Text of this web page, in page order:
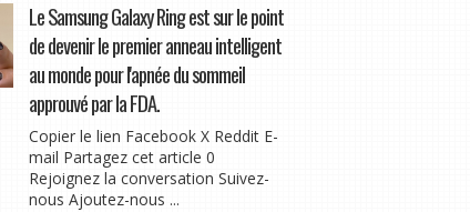
Le Samsung Galaxy Ring est sur le point
de devenir le premier anneau intelligent
au monde pour l'apnée du sommeil
approuvé par la FDA.
Copier le lien Facebook X Reddit E-
mail Partagez cet article 0
Rejoignez la conversation Suivez-
nous Ajoutez-nous ...